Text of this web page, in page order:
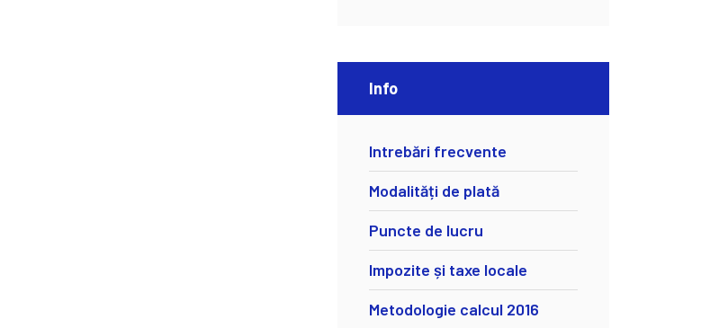
Info
Intrebări frecvente
Modalități de plată
Puncte de lucru
Impozite și taxe locale
Metodologie calcul 2016